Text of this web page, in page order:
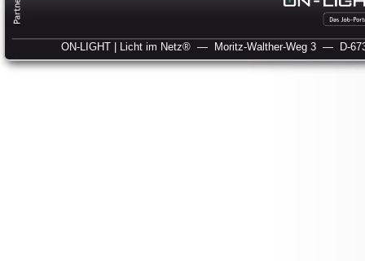
ON-LIGHT | Licht im Netz® — Moritz-Walther-Weg 3 — D-